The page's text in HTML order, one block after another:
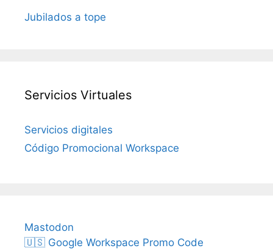
Jubilados a tope
Servicios Virtuales
Servicios digitales
Código Promocional Workspace
Mastodon
🇺🇸 Google Workspace Promo Code